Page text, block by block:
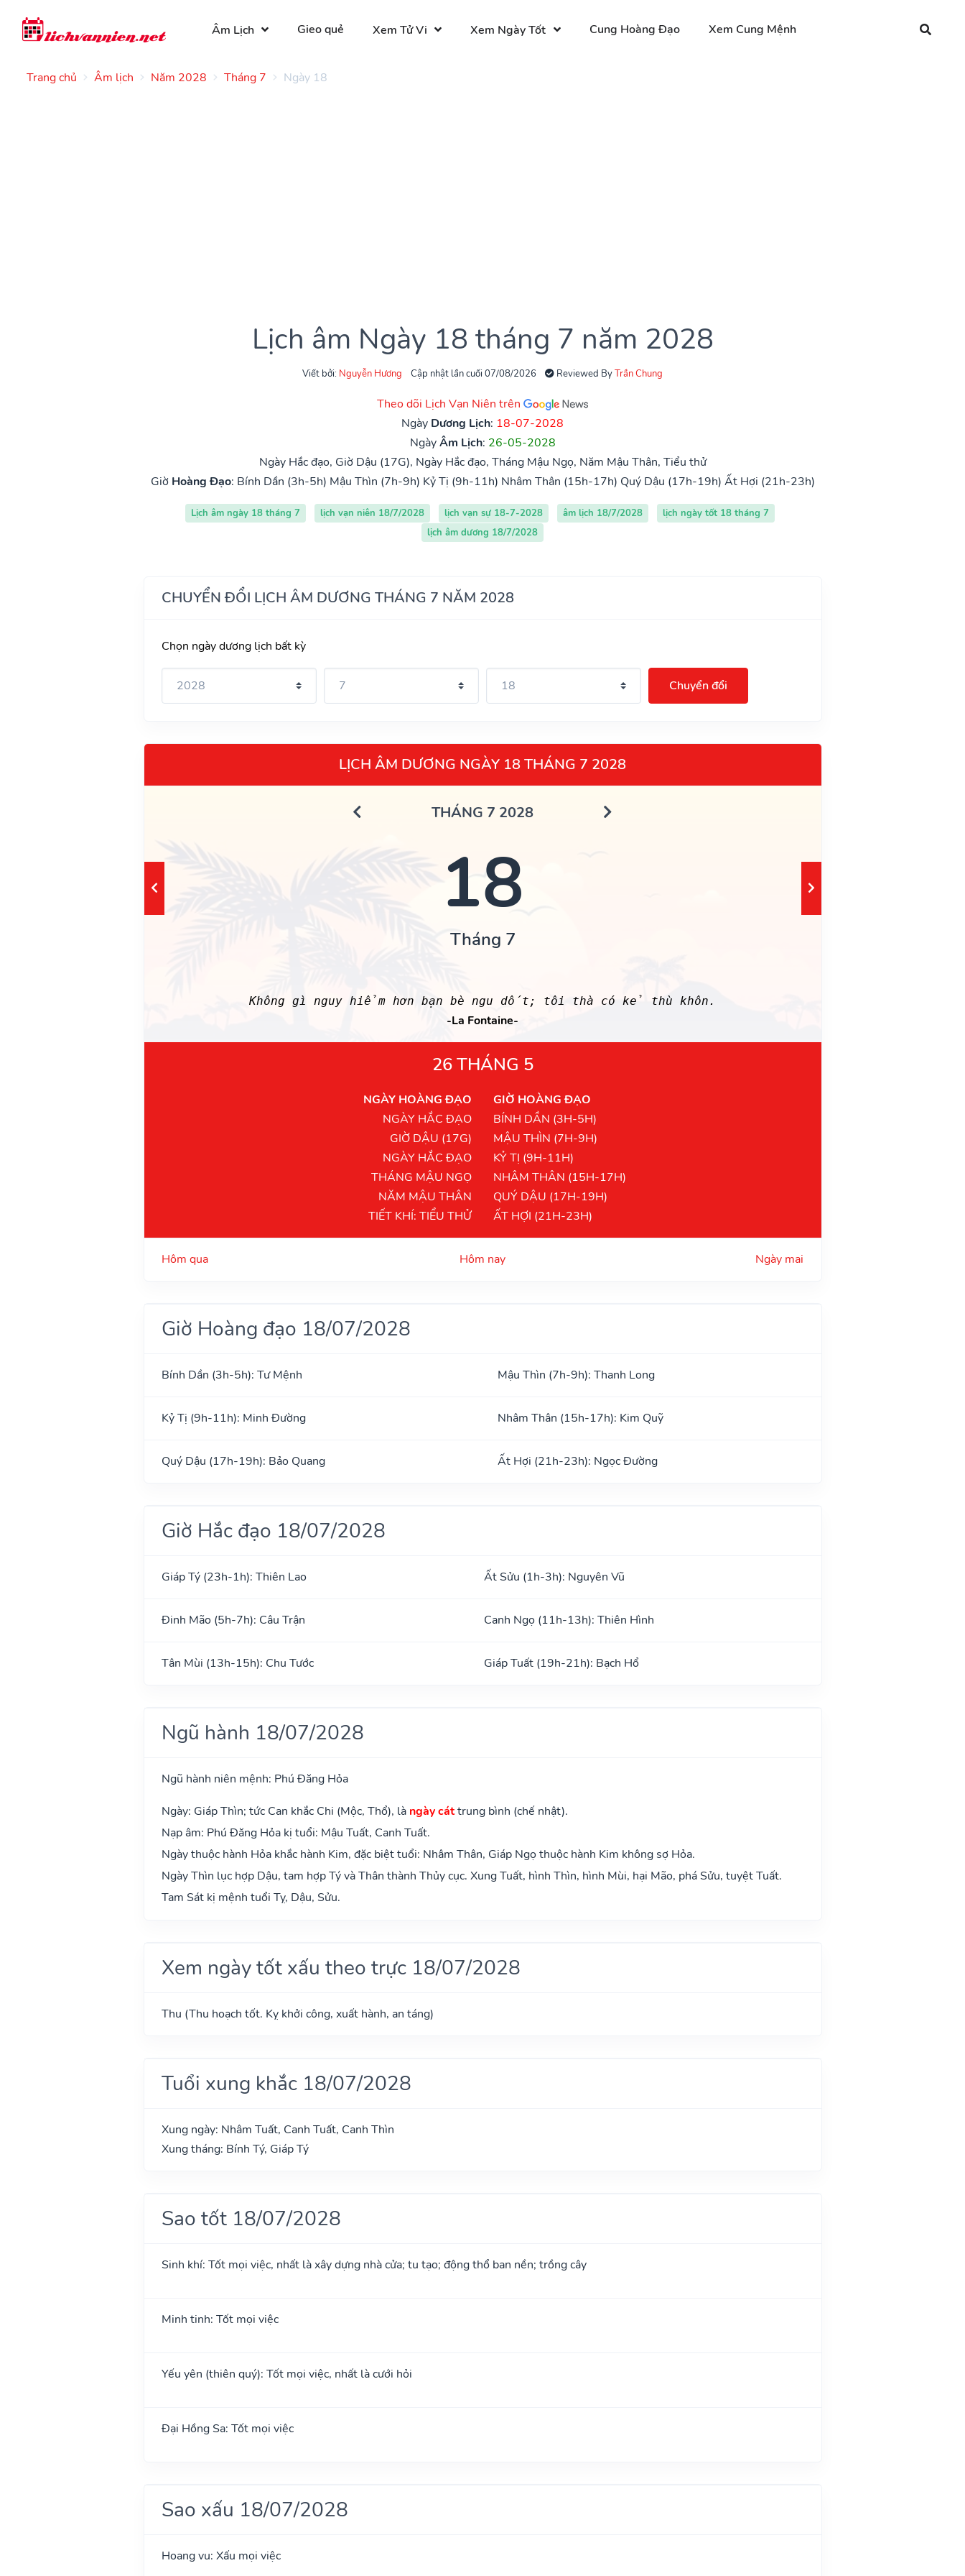
Âm Lịch Gieo quẻ Xem Tử Vi Xem Ngày Tốt Cung Hoàng Đạo Xem Cung Mệnh
Trang chủ Âm lịch Năm 2028 Tháng 7 Ngày 18
Lịch âm Ngày 18 tháng 7 năm 2028
Viết bởi: Nguyễn Hương Cập nhật lần cuối 07/08/2026 Reviewed ByTrần Chung
Theo dõi Lịch Vạn Niên trên
Ngày Dương Lịch: 18-07-2028
NgàyÂm Lịch: 26-05-2028
Ngày Hắc đạo, Giờ Dậu (17G), Ngày Hắc đạo, Tháng Mậu Ngọ, Năm Mậu Thân, Tiểu thử
Giờ Hoàng Đạo: Bính Dần (3h-5h) Mậu Thìn (7h-9h) Kỷ Tị (9h-11h) Nhâm Thân (15h-17h) Quý Dậu (17h-19h) Ất Hợi (21h-23h)
Lịch âm ngày 18 tháng 7 lịch vạn niên 18/7/2028 lịch vạn sự 18-7-2028 âm lịch 18/7/2028
lịch ngày tốt 18 tháng 7
lịch âm dương 18/7/2028
CHUYỂN ĐỔI LỊCH ÂM DƯƠNG THÁNG 7 NĂM 2028
Chọn ngày dương lịch bất kỳ
Chuyển đổi
LỊCH ÂM DƯƠNG NGÀY 18 THÁNG 7 2028
THÁNG 7 2028
18
Tháng 7
Không gì nguy hiểm hơn bạn bè ngu dốt; tôi thà có kẻ thù khôn.
-La Fontaine-
26 THÁNG 5
NGÀY HOÀNG ĐẠO
NGÀY HẮC ĐẠO
GIỜ DẬU (17G)
NGÀY HẮC ĐẠO
THÁNG MẬU NGỌ
NĂM MẬU THÂN
TIẾT KHÍ: TIỂU THỬ
GIỜ HOÀNG ĐẠO
BÍNH DẦN (3H-5H)
MẬU THÌN (7H-9H)
KỶ TỊ (9H-11H)
NHÂM THÂN (15H-17H)
QUÝ DẬU (17H-19H)
ẤT HỢI (21H-23H)
Hôm qua Hôm nay Ngày mai
Giờ Hoàng đạo 18/07/2028
Bính Dần (3h-5h): Tư Mệnh Mậu Thìn (7h-9h): Thanh Long
Kỷ Tị (9h-11h): Minh Đường Nhâm Thân (15h-17h): Kim Quỹ
Quý Dậu (17h-19h): Bảo Quang Ất Hợi (21h-23h): Ngọc Đường
Giờ Hắc đạo 18/07/2028
Giáp Tý (23h-1h): Thiên Lao Ất Sửu (1h-3h): Nguyên Vũ
Đinh Mão (5h-7h): Câu Trận Canh Ngọ (11h-13h): Thiên Hình
Tân Mùi (13h-15h): Chu Tước Giáp Tuất (19h-21h): Bạch Hổ
Ngũ hành 18/07/2028
Ngũ hành niên mệnh: Phú Đăng Hỏa
Ngày: Giáp Thìn; tức Can khắc Chi (Mộc, Thổ), là ngày cáttrung bình (chế nhật).
Nạp âm: Phú Đăng Hỏa kị tuổi: Mậu Tuất, Canh Tuất.
Ngày thuộc hành Hỏa khắc hành Kim, đặc biệt tuổi: Nhâm Thân, Giáp Ngọ thuộc hành Kim không sợ Hỏa.
Ngày Thìn lục hợp Dậu, tam hợp Tý và Thân thành Thủy cục. Xung Tuất, hình Thìn, hình Mùi, hại Mão, phá Sửu, tuyệt Tuất.
Tam Sát kị mệnh tuổi Tỵ, Dậu, Sửu.
Xem ngày tốt xấu theo trực 18/07/2028
Thu (Thu hoạch tốt. Kỵ khởi công, xuất hành, an táng)
Tuổi xung khắc 18/07/2028
Xung ngày: Nhâm Tuất, Canh Tuất, Canh Thìn
Xung tháng: Bính Tý, Giáp Tý
Sao tốt 18/07/2028
Sinh khí: Tốt mọi việc, nhất là xây dựng nhà cửa; tu tạo; động thổ ban nền; trồng cây
Minh tinh: Tốt mọi việc
Yếu yên (thiên quý): Tốt mọi việc, nhất là cưới hỏi
Đại Hồng Sa: Tốt mọi việc
Sao xấu 18/07/2028
Hoang vu: Xấu mọi việc